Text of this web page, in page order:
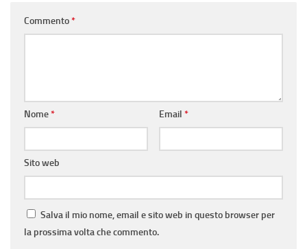
Commento*
Nome* Email *
Sito web
Salva il mio nome, email e sito web in questo browser per
la prossima volta che commento.